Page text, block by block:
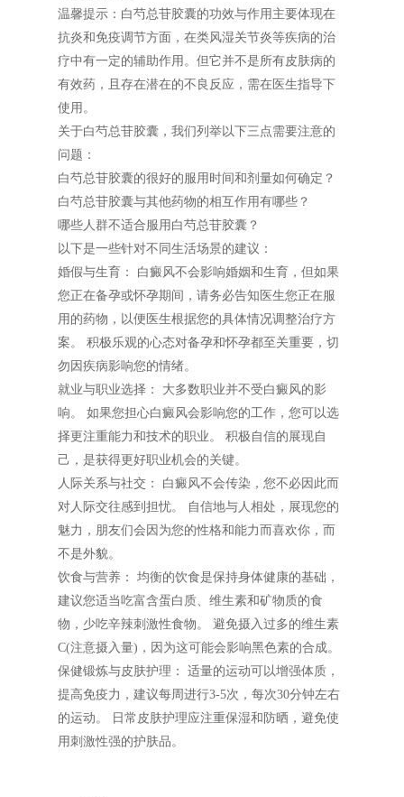
温馨提示：白芍总苷胶囊的功效与作用主要体现在
抗炎和免疫调节方面，在类风湿关节炎等疾病的治
疗中有一定的辅助作用。但它并不是所有皮肤病的
有效药，且存在潜在的不良反应，需在医生指导下
使用。
关于白芍总苷胶囊，我们列举以下三点需要注意的
问题：
白芍总苷胶囊的很好的服用时间和剂量如何确定？
白芍总苷胶囊与其他药物的相互作用有哪些？
哪些人群不适合服用白芍总苷胶囊？
以下是一些针对不同生活场景的建议：
婚假与生育： 白癜风不会影响婚姻和生育，但如果
您正在备孕或怀孕期间，请务必告知医生您正在服
用的药物，以便医生根据您的具体情况调整治疗方
案。 积极乐观的心态对备孕和怀孕都至关重要，切
勿因疾病影响您的情绪。
就业与职业选择： 大多数职业并不受白癜风的影
响。 如果您担心白癜风会影响您的工作，您可以选
择更注重能力和技术的职业。 积极自信的展现自
己，是获得更好职业机会的关键。
人际关系与社交： 白癜风不会传染，您不必因此而
对人际交往感到担忧。 自信地与人相处，展现您的
魅力，朋友们会因为您的性格和能力而喜欢你，而
不是外貌。
饮食与营养： 均衡的饮食是保持身体健康的基础，
建议您适当吃富含蛋白质、维生素和矿物质的食
物，少吃辛辣刺激性食物。 避免摄入过多的维生素
C(注意摄入量)，因为这可能会影响黑色素的合成。
保健锻炼与皮肤护理： 适量的运动可以增强体质，
提高免疫力，建议每周进行3-5次，每次30分钟左右
的运动。 日常皮肤护理应注重保湿和防晒，避免使
用刺激性强的护肤品。